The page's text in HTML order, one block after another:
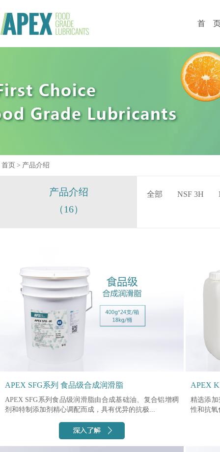
首
首页 > 产品介绍
产品介绍
（16）
全部 NSF 3H
APEX SFG系列 食品级合成润滑脂
APEX SFG系列食品级润滑脂由合成基础油、复合铝增稠
剂和特制添加剂精心调配而成，具有优异的抗极...
APEX
精选添
性和抗氧